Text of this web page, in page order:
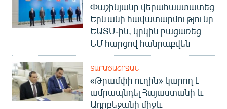
Փաշինյանը վերահաստատեց
Երևանի հավատարմությունը
ԵԱՏՄ-ին, կրկին բացառեց
ԵՄ հարցով հանրաքվեն
ՏԱՐԱԾԱՇՐՋԱՆ
«Թրամփի ուղին» կարող է
ամրապնդել Հայաստանի և
Ադրբեջանի միջև